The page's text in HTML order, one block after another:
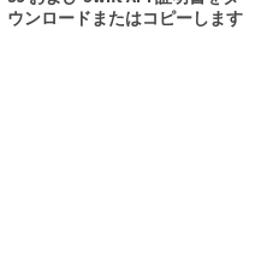
ウンロードまたはコピーします